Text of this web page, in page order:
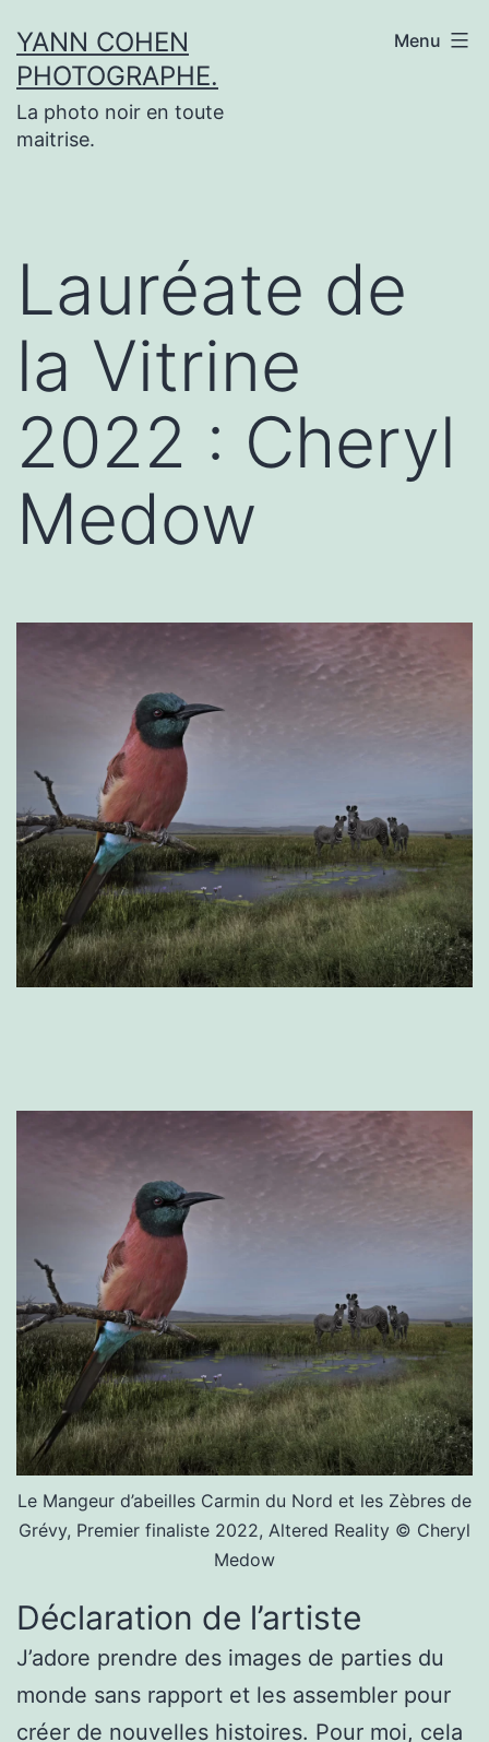
au
contenu
YANN COHEN
PHOTOGRAPHE.
La photo noir en toute
maitrise.
Menu
Lauréate de
la Vitrine
2022 : Cheryl
Medow
Le Mangeur d’abeilles Carmin du Nord et les Zèbres de
Grévy, Premier finaliste 2022, Altered Reality © Cheryl
Medow
Déclaration de l’artiste
J’adore prendre des images de parties du
monde sans rapport et les assembler pour
créer de nouvelles histoires. Pour moi, cela